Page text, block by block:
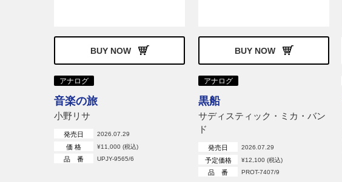
BUY NOW
アナログ
音楽の旅
小野リサ
発売日 2026.07.29
価 格 ¥11,000 (税込)
品 番 UPJY-9565/6
BUY NOW
アナログ
黒船
サディスティック・ミカ・バン
ド
発売日 2026.07.29
予定価格 ¥12,100 (税込)
品 番 PROT-7407/9